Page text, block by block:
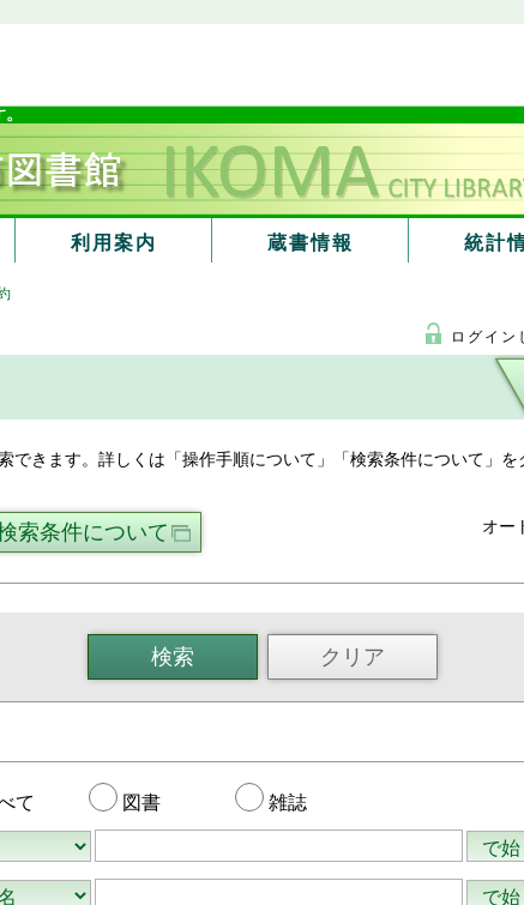
利用案内 蔵書情報 統計
ログイン
できます。詳しくは「操作手順について」「検索条件について」
索条件について オー
て 図書 雑誌